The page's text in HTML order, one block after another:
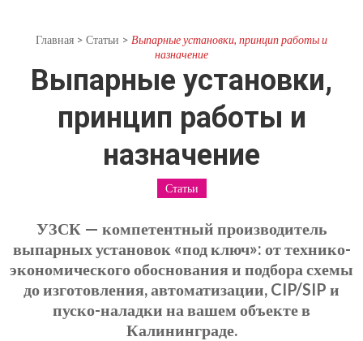
Главная > Статьи > Выпарные установки, принцип работы и
назначение
Выпарные установки,
принцип работы и
назначение
Статьи
УЗСК — компетентный производитель
выпарных установок «под ключ»: от технико-
экономического обоснования и подбора схемы
до изготовления, автоматизации, CIP/SIP и
пуско-наладки на вашем объекте в
Калининграде.